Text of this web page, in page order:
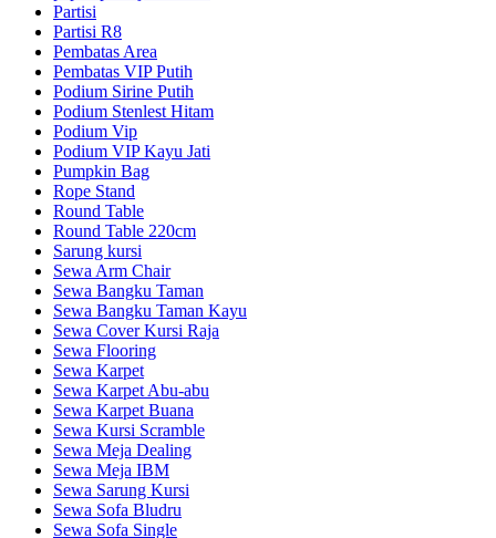
Partisi
Partisi R8
Pembatas Area
Pembatas VIP Putih
Podium Sirine Putih
Podium Stenlest Hitam
Podium Vip
Podium VIP Kayu Jati
Pumpkin Bag
Rope Stand
Round Table
Round Table 220cm
Sarung kursi
Sewa Arm Chair
Sewa Bangku Taman
Sewa Bangku Taman Kayu
Sewa Cover Kursi Raja
Sewa Flooring
Sewa Karpet
Sewa Karpet Abu-abu
Sewa Karpet Buana
Sewa Kursi Scramble
Sewa Meja Dealing
Sewa Meja IBM
Sewa Sarung Kursi
Sewa Sofa Bludru
Sewa Sofa Single